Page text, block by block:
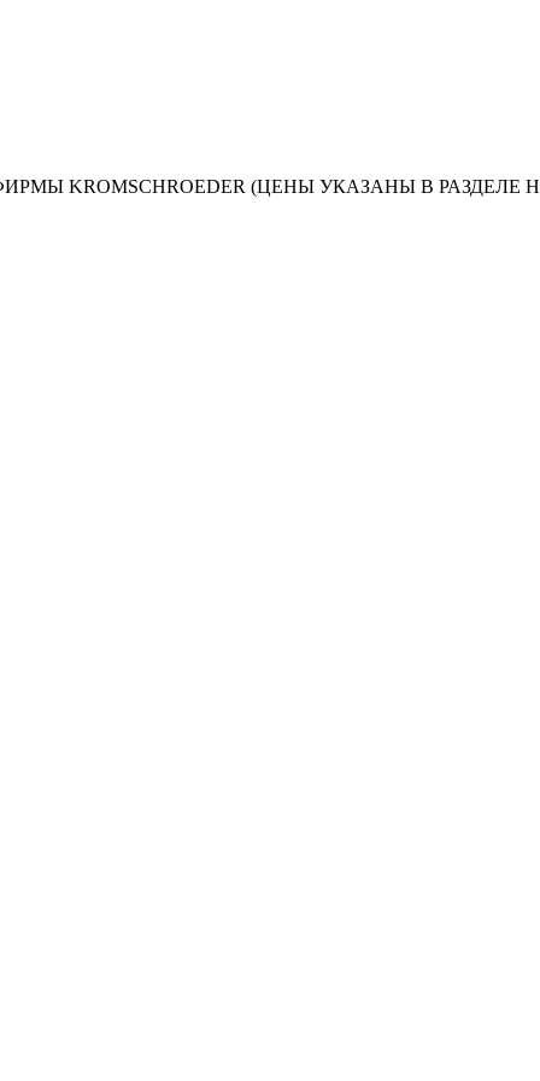
KROMSCHROEDER (ЦЕНЫ УКАЗАНЫ В РАЗДЕЛЕ